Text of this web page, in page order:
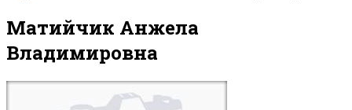
Матийчик Анжела
Владимировна